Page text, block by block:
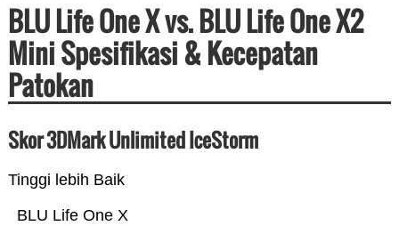
BLU Life One X vs. BLU Life One X2
Mini Spesifikasi & Kecepatan
Patokan
Skor 3DMark Unlimited IceStorm
Tinggi lebih Baik
BLU Life One X